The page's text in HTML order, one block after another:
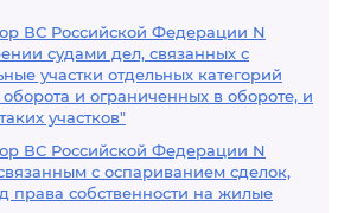
ВС Российской Федерации N
судами дел, связанных с
участки отдельных категорий
оборота и ограниченных в обороте, и
участков"
ВС Российской Федерации N
с оспариванием сделок,
права собственности на жилые